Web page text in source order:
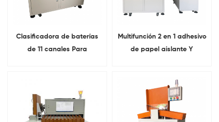
Clasificadora de baterías
de 11 canales Para
Multifunción 2 en 1 adhesivo
de papel aislante Y